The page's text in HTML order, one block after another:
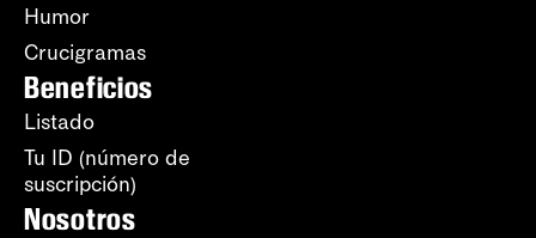
Humor
Crucigramas
Beneficios
Listado
Tu ID (número de
suscripción)
Nosotros